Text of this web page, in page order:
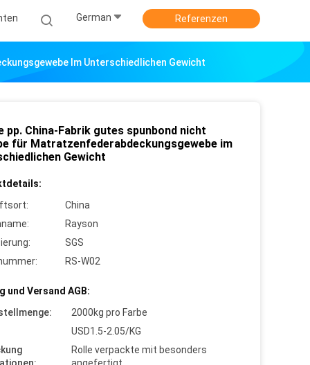
German Referenzen
Im Unterschiedlichen Gewicht
pp. China-Fabrik gutes spunbond nicht
für Matratzenfederabdeckungsgewebe im
Gewicht
China
Rayson
SGS
RS-W02
und Versand AGB:
2000kg pro Farbe
USD1.5-2.05/KG
Rolle verpackte mit besonders